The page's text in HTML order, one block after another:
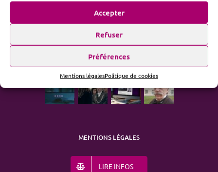
Accepter
Refuser
Préférences
Mentions légalesPolitique de cookies
ACTUALITÉ
MENTIONS LÉGALES
LIRE INFOS